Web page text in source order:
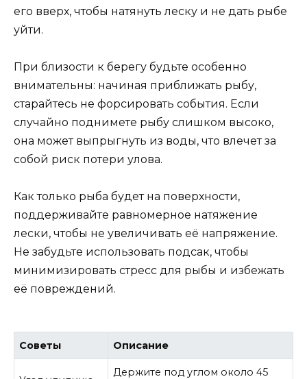
его вверх, чтобы натянуть леску и не дать рыбе
уйти.
При близости к берегу будьте особенно
внимательны: начиная приближать рыбу,
старайтесь не форсировать события. Если
случайно поднимете рыбу слишком высоко,
она может выпрыгнуть из воды, что влечет за
собой риск потери улова.
Как только рыба будет на поверхности,
поддерживайте равномерное натяжение
лески, чтобы не увеличивать её напряжение.
Не забудьте использовать подсак, чтобы
минимизировать стресс для рыбы и избежать
её повреждений.
Советы Описание
Держите под углом около 45